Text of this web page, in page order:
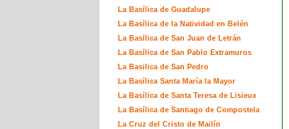
La Basílica de Guadalupe
La Basílica de la Natividad en Belén
La Basílica de San Juan de Letrán
La Basílica de San Pablo Extramuros
La Basilica de San Pedro
La Basílica Santa María la Mayor
La Basílica de Santa Teresa de Lisieux
La Basílica de Santiago de Compostela
La Cruz del Cristo de Mailín